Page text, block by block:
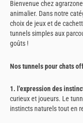
Bienvenue chez
animalier. Dans notre
choix de jeux et de
tunnels simples aux
goûts !
Nos tunnels pour chats
1. l'expression des
curieux et joueurs. Le
instincts naturels tout en